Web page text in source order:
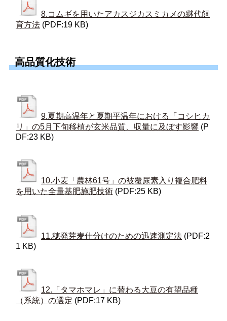
8.コムギを用いたアカスジカスミカメの継代飼
育方法 (PDF:19 KB)
高品質化技術
9.夏期高温年と夏期平温年における「コシヒカ
リ」の5月下旬移植が玄米品質、収量に及ぼす影響 (P
DF:23 KB)
10.小麦「農林61号」の被覆尿素入り複合肥料
を用いた全量基肥施肥技術 (PDF:25 KB)
11.穂発芽麦仕分けのための迅速測定法 (PDF:2
1 KB)
12.「タマホマレ」に替わる大豆の有望品種
（系統）の選定 (PDF:17 KB)